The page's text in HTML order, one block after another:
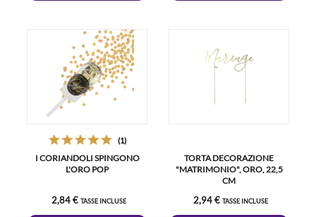
(1)
I CORIANDOLI SPINGONO
L'ORO POP
2,84 € TASSE INCLUSE
TORTA DECORAZIONE
"MATRIMONIO", ORO, 22,5
CM
2,94 € TASSE INCLUSE